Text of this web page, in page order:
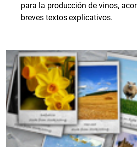
para la producción de vinos,
breves textos explicativos.